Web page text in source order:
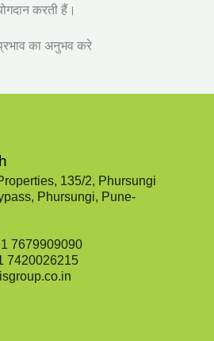
करती हैं।
का अनुभव करे
135/2, Phursungi
Phursungi, Pune-
7679909090
7420026215